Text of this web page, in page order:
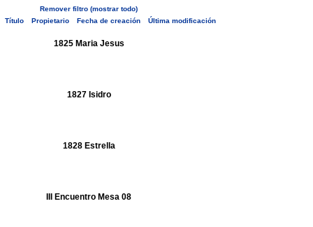
Remover filtro (mostrar todo)
Título Propietario Fecha de creación Última modificación
1825 Maria Jesus
1827 Isidro
1828 Estrella
III Encuentro Mesa 08